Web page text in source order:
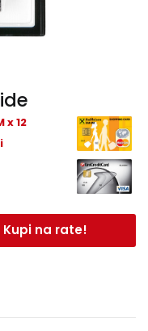
x 12
Kupi na rate!